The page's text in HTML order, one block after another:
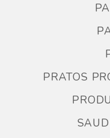
PRATOS